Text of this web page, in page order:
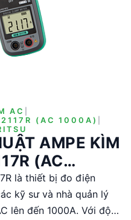
AC
(AC 1000A)
AMPE KÌM
(AC
là thiết bị đo điện
kỹ sư và nhà quản lý
lên đến 1000A. Với độ